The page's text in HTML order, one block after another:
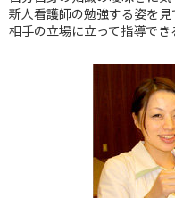
新人看護師の勉強する姿を見
相手の立場に立って指導でき